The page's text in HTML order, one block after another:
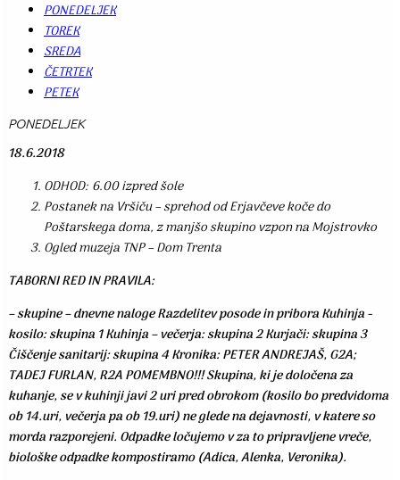
PONEDELJEK
TOREK
SREDA
ČETRTEK
PETEK
PONEDELJEK
18.6.2018
ODHOD: 6.00 izpred šole
Postanek na Vršiču – sprehod od Erjavčeve koče do
Poštarskega doma, z manjšo skupino vzpon na Mojstrovko
Ogled muzeja TNP – Dom Trenta
TABORNI RED IN PRAVILA:
– skupine – dnevne naloge Razdelitev posode in pribora Kuhinja -
kosilo: skupina 1 Kuhinja – večerja: skupina 2 Kurjači: skupina 3
Čiščenje sanitarij: skupina 4 Kronika: PETER ANDREJAŠ, G2A;
TADEJ FURLAN, R2A POMEMBNO!!! Skupina, ki je določena za
kuhanje, se v kuhinji javi 2 uri pred obrokom (kosilo bo predvidoma
ob 14.uri, večerja pa ob 19.uri) ne glede na dejavnosti, v katere so
morda razporejeni. Odpadke ločujemo v za to pripravljene vreče,
biološke odpadke kompostiramo (Adica, Alenka, Veronika).